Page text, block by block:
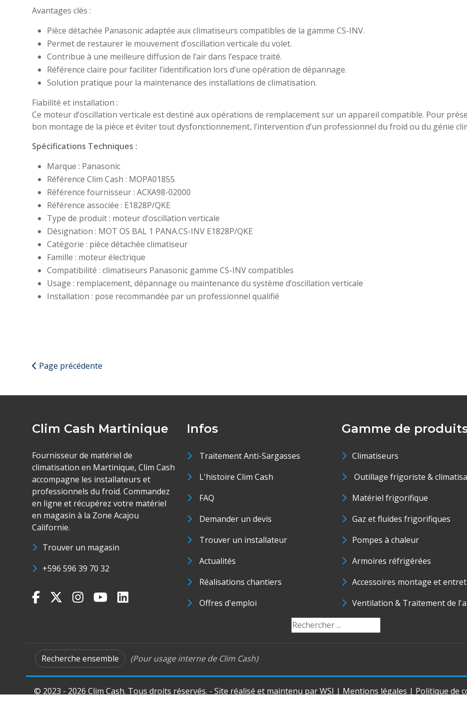
Avantages clés :
Pièce détachée Panasonic adaptée aux climatiseurs compatibles de la gamme CS-INV.
Permet de restaurer le mouvement d’oscillation verticale du volet.
Contribue à une meilleure diffusion de l’air dans l’espace traité.
Référence claire pour faciliter l’identification lors d’une opération de dépannage.
Solution pratique pour la maintenance des installations de climatisation.
Fiabilité et installation :
Ce moteur d’oscillation verticale est destiné aux opérations de remplacement sur un appareil compatible. Pour
bon montage de la pièce et éviter tout dysfonctionnement, l’intervention d’un professionnel du froid ou du génie
Spécifications Techniques :
Marque : Panasonic
Référence Clim Cash : MOPA01855
Référence fournisseur : ACXA98-02000
Référence associée : E1828P/QKE
Type de produit : moteur d’oscillation verticale
Désignation : MOT OS BAL 1 PANA.CS-INV E1828P/QKE
Catégorie : pièce détachée climatiseur
Famille : moteur électrique
Compatibilité : climatiseurs Panasonic gamme CS-INV compatibles
Usage : remplacement, dépannage ou maintenance du système d’oscillation verticale
Installation : pose recommandée par un professionnel qualifié
Page précédente
Clim Cash Martinique
Fournisseur de matériel de
climatisation en Martinique, Clim Cash
accompagne les installateurs et
professionnels du froid. Commandez
en ligne et récupérez votre matériel
en magasin à la Zone Acajou
Californie.
Trouver un magasin
+596 596 39 70 32
Infos
Traitement Anti-Sargasses
L'histoire Clim Cash
FAQ
Demander un devis
Trouver un installateur
Actualités
Réalisations chantiers
Offres d'emploi
Gamme de
Climatiseurs
Outillage frigoriste &
Matériel frigorifique
Gaz et fluides frigorifiques
Pompes à chaleur
Armoires réfrigérées
Accessoires montage et
Ventilation & Traitement de
Recherche ensemble (Pour usage interne de Clim Cash)
© 2023 - 2026 Clim Cash. Tous droits réservés. - Site réalisé et maintenu parWSI | Mentions légales | Politique de